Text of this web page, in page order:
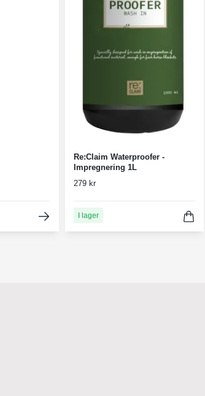
Re:Claim Waterproofer -
Impregnering 1L
279 kr
I lager